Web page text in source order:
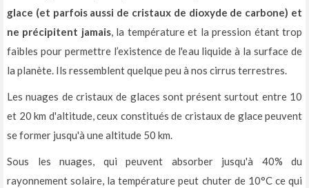
glace (et parfois aussi de cristaux de dioxyde de carbone) et
ne précipitent jamais, la température et la pression étant trop
faibles pour permettre l’existence de l'eau liquide à la surface de
la planète. Ils ressemblent quelque peu à nos cirrus terrestres.
Les nuages de cristaux de glaces sont présent surtout entre 10
et 20 km d'altitude, ceux constitués de cristaux de glace peuvent
se former jusqu'à une altitude 50 km.
Sous les nuages, qui peuvent absorber jusqu'à 40% du
rayonnement solaire, la température peut chuter de 10°C ce qui